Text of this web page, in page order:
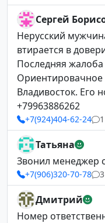
Сергей
Нерусский
втирается в
Последняя
Ориентировачное
Владивосток. Его
+79963886262
+7(924)404-62-24 1
Татьяна
Звонил менеджер
+7(906)320-70-78 3
Дмитрий
Номер